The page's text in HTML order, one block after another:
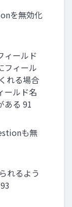
を無効化
ィールド
フィール
れる場合
ールド名
ある 91
も無
れるよう